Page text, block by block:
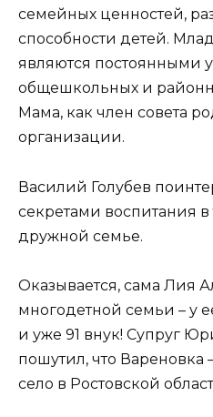
семейных ценностей,
способности детей.
являются постоянными
общешкольных и
Мама, как член совета
организации.
Василий Голубев
секретами воспитания
дружной семье.
Оказывается, сама Лия
многодетной семьи – у
и уже 91 внук! Супруг
пошутил, что Вареновка
село в Ростовской